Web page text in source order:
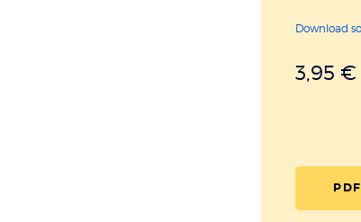
Download
3,95 €